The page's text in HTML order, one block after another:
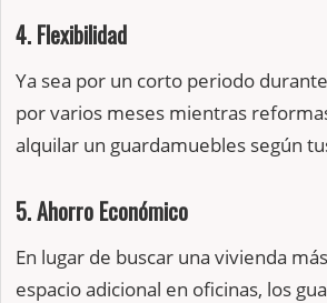
4. Flexibilidad
Ya sea por un corto periodo
por varios meses mientras
alquilar un guardamuebles según
5. Ahorro Económico
En lugar de buscar una vivienda
espacio adicional en oficinas, los